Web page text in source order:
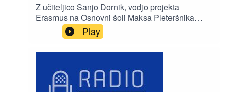
Z učiteljico Sanjo Dornik, vodjo projekta
Erasmus na Osnovni šoli Maksa Pleteršnika
Pišece, sta se pogovarjali učenki Ema in Izabela.
Play